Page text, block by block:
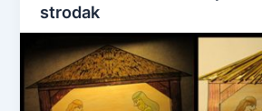
strodak